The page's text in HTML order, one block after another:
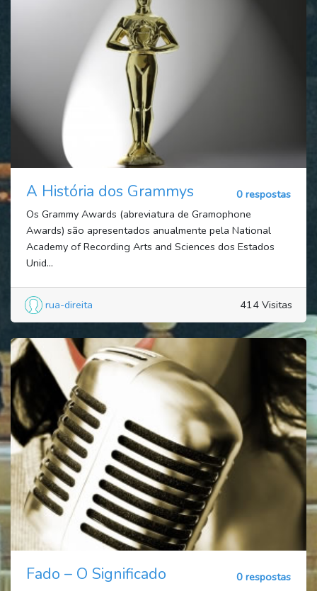
A História dos Grammys
0 respostas
Os Grammy Awards (abreviatura de Gramophone
Awards) são apresentados anualmente pela National
Academy of Recording Arts and Sciences dos Estados
Unid...
rua-direita 414 Visitas
Fado – O Significado
0 respostas